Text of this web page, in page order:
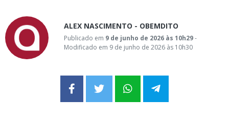
ALEX NASCIMENTO - OBEMDITO
Publicado em 9 de junho de 2026 às 10h29-
Modificado em 9 de junho de 2026 às 10h30